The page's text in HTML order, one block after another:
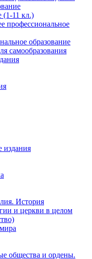
(1-11 кл.)
профессиональное
образование
самообразования
издания
История
и церкви в целом
общества и ордены.